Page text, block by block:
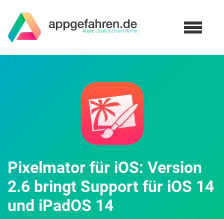
Pixelmator für iOS: Version
2.6 bringt Support für iOS 14
und iPadOS 14